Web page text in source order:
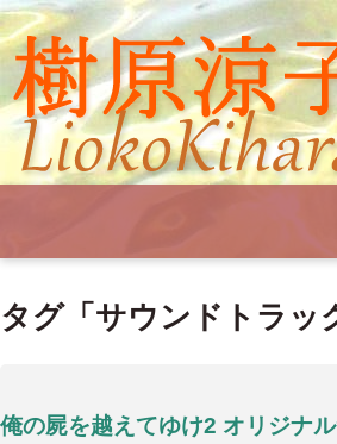
Profile
Concert
Seminar
Diary
Contact
タグ「サウンドトラッ
俺の屍を越えてゆけ2 オリジナ